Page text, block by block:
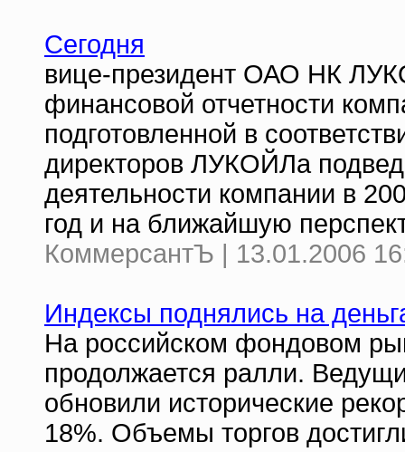
Сегодня
вице-президент ОАО НК
финансовой отчетности
подготовленной в
директоров ЛУКОЙЛа
деятельности компании в
год и на ближайшую
КоммерсантЪ | 13.01.2006
Индексы поднялись на
На российском фондовом
продолжается ралли.
обновили исторические
18%. Объемы торгов